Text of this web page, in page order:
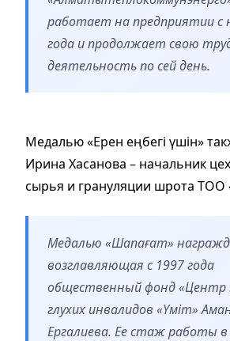
работает на предприятии с
года и продолжает свою
деятельность по сей день.
Медалью «Ерен еңбегі үшін»
Ирина Хасанова – начальник
сырья и грануляции шрота ТОО
Медалью «Шапағат»
возглавляющая с 1997 года
общественный фонд «Центр
глухих инвалидов «Үміт»
Ергалиева. Ее стаж работы в